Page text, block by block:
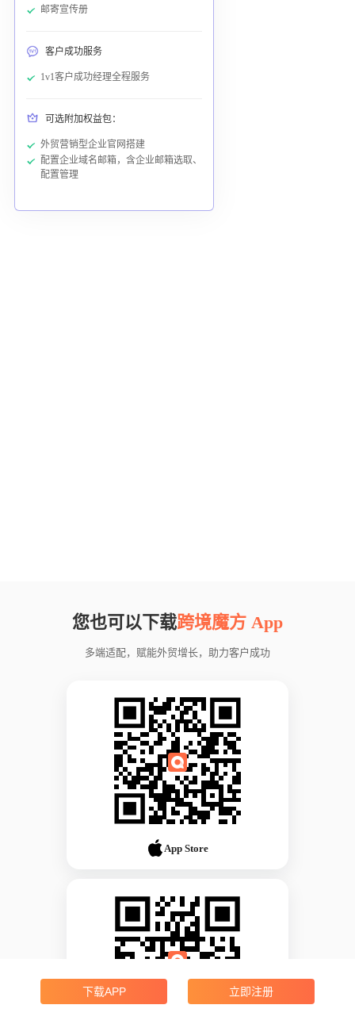
邮寄宣传册
客户成功服务
1v1客户成功经理全程服务
可选附加权益包：
外贸营销型企业官网搭建
配置企业域名邮箱，含企业邮箱选取、
配置管理
您也可以下载跨境魔方 App
多端适配，赋能外贸增长，助力客户成功
App Store
下载APP 立即注册